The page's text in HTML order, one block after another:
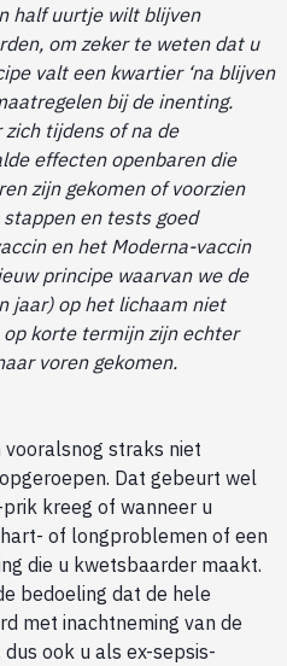
half uurtje wilt blijven
om zeker te weten dat u
valt een kwartier ‘na blijven
bij de inenting.
tijdens of na de
effecten openbaren die
zijn gekomen of voorzien
en tests goed
en het Moderna-vaccin
principe waarvan we de
jaar) op het lichaam niet
korte termijn zijn echter
voren gekomen.
straks niet
Dat gebeurt wel
kreeg of wanneer u
of longproblemen of een
die u kwetsbaarder maakt.
bedoeling dat de hele
met inachtneming van de
ook u als ex-sepsis-